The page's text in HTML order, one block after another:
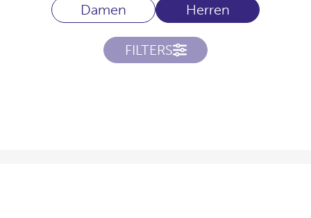
Damen Herren
FILTERS